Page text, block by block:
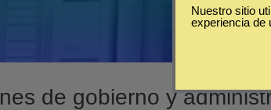
de gobierno y
Nuestro sitio
experiencia de